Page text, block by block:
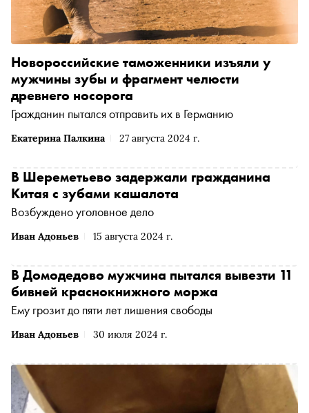
Екатерина Палкина 27 августа 2024 г.
Новороссийские таможенники изъяли у
мужчины зубы и фрагмент челюсти
древнего носорога
Гражданин пытался отправить их в Германию
Иван Адоньев 15 августа 2024 г.
В Шереметьево задержали гражданина
Китая с зубами кашалота
Возбуждено уголовное дело
Иван Адоньев 30 июля 2024 г.
В Домодедово мужчина пытался вывезти 11
бивней краснокнижного моржа
Ему грозит до пяти лет лишения свободы